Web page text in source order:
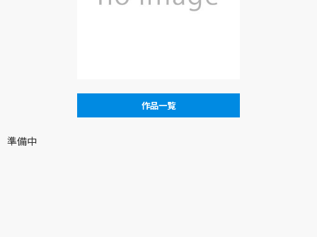
作品一覧
準備中